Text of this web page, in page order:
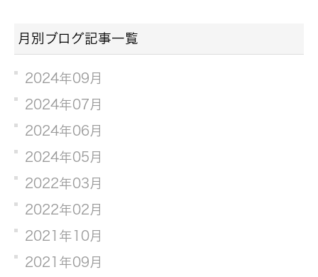
月別ブログ記事一覧
2024年09月
2024年07月
2024年06月
2024年05月
2022年03月
2022年02月
2021年10月
2021年09月